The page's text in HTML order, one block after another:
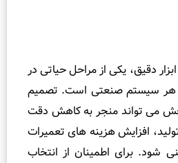
یکی از مراحل حیاتی در
صنعتی است. تصمیم‌
منجر به کاهش دقت
هزینه‌ های تعمیرات
اطمینان از انتخاب